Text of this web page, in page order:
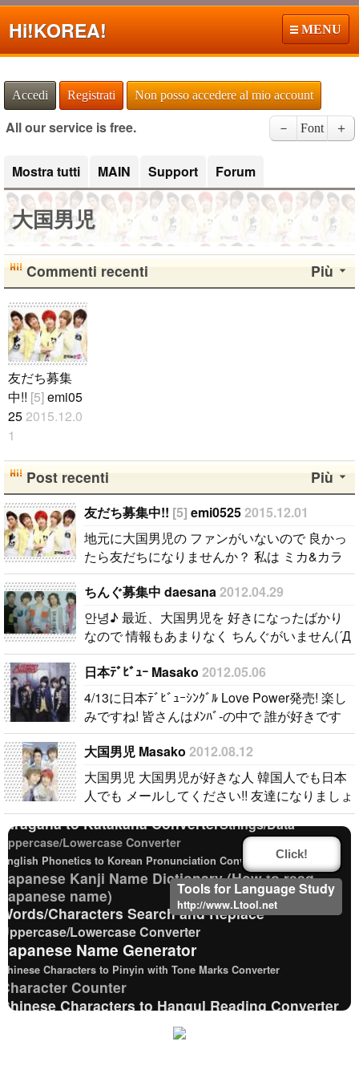
Hi!KOREA! MENU
Accedi Registrati Non posso accedere al mio account
All our service is free. － Font ＋
Mostra tutti MAIN Support Forum
大国男児
Più
Commenti recenti
友だち募集
中!! [5]emi05
25 2015.12.0
1
児の ファン
がいないので
良かったら友
だちになりま
せんか？ 私
は ミカ&カラ
ムが好き!! イ
ベント&コン
サートが あ
る時は一緒に
参加しません
か？ 年齢は
関係ないの
で..
Più
Post recenti
友だち募集中!! [5] emi05252015.12.01
地元に大国男児の ファンがいないので 良かっ
たら友だちになりませんか？ 私は ミカ&カラ
ムが好き!! イベント&コンサートが ある時は一
緒に参加しませんか？ 年齢は関係ないので..
ちんぐ募集中 daesana2012.04.29
안녕♪ 最近、大国男児を 好きになったばかり
なので 情報もあまりなく ちんぐがいません(´Д
⊂ テグペンの方、 ちんぐになってください♡
カラムよりallです(*´∀｀*) mail待って..
日本ﾃﾞﾋﾞｭｰ Masako 2012.05.06
4/13に日本ﾃﾞﾋﾞｭｰｼﾝｸﾞﾙ Love Power発売! 楽し
みですね! 皆さんはﾒﾝﾊﾞ-の中で 誰が好きです
か?? 私はミカです!..
大国男児 Masako 2012.08.12
大国男児 大国男児が好きな人 韓国人でも日本
人でも メールしてください!! 友達になりましょ
う＼(^ー^)／..
New Japanese Kanji to Old Japanese Kanji
Converter
Capitalize Sentences/Every Words
Korean Name GeneratorHTML Tag Remover
Katakana Pronunciation Table
Hiragana to Katakana ConverterStrings/Data
Uppercase/Lowercase Converter
English Phonetics to Korean Pronunciation Converter
Japanese Kanji Name Dictionary (How to read
Japanese name)
Words/Characters Search and Replace
Uppercase/Lowercase Converter
Japanese Name Generator
Chinese Characters to Pinyin with Tone Marks Converter
Character Counter
Chinese Characters to Hangul Reading Converter
English Language Study Resources and Websites
Japan National Postal Code List
Click!
Tools for Language Study
http://www.Ltool.net